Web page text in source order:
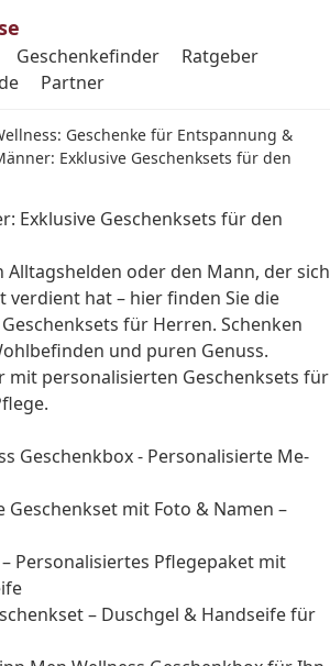
Geschenkefinder
Ratgeber
Partner
Geschenke für Entspannung &
Exklusive Geschenksets für den
Exklusive Geschenksets für den
Alltagshelden oder den Mann, der sich
verdient hat – hier finden Sie die
für Herren. Schenken
und puren Genuss.
mit personalisierten Geschenksets für
Geschenkbox - Personalisierte Me-
Geschenkset mit Foto & Namen –
Personalisiertes Pflegepaket mit
– Duschgel & Handseife für